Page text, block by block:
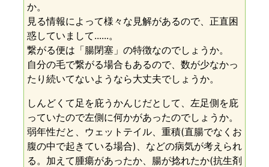
か。
見る情報によって様々な見解があるので、正直困
惑していまして......。
繋がる便は「腸閉塞」の特徴なのでしょうか。
自分の毛で繋がる場合もあるので、数が少なかっ
たり続いてないようなら大丈夫でしょうか。
しんどくて足を庇うかんじだとして、左足側を庇
っていたので左側に何かがあったのでしょうか。
弱年性だと、ウェットテイル、重積(直腸でなくお
腹の中で起きている場合)、などの病気が考えられ
る。加えて腫瘍があったか、腸が捻れたか(抗生剤